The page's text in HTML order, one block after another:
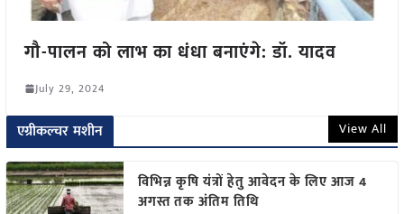
गौ-पालन को लाभ का धंधा बनाएंगे: डॉ. यादव
July 29, 2024
एग्रीकल्चर मशीन View All
विभिन्न कृषि यंत्रों हेतु आवेदन के लिए आज 4
अगस्त तक अंतिम तिथि